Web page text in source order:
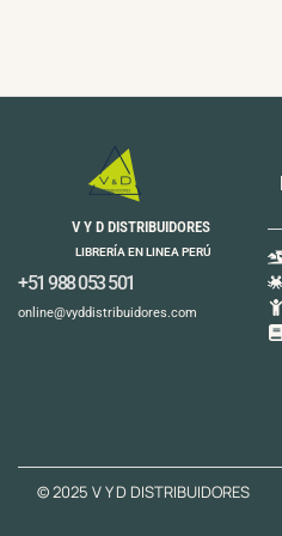
V Y D DISTRIBUIDORES
LIBRERÍA EN LINEA PERÚ
+51 988 053 501
online@vyddistribuidores.com
© 2025 V Y D DISTRIBUIDORES